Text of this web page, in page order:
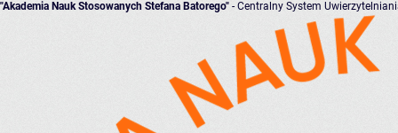
"Akademia Nauk Stosowanych Stefana Batorego" - Centralny System